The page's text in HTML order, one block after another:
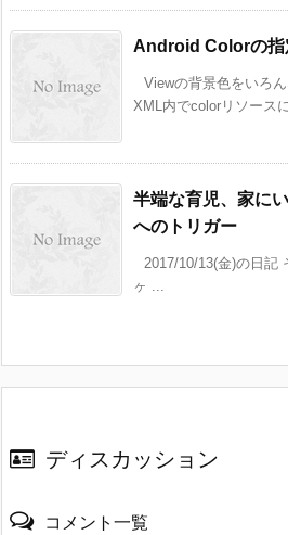
Android Colorの指
Viewの背景色をいろ
XML内でcolorリソース
半端な育児、家に
へのトリガー
2017/10/13(金)の日
ヶ ...
ディスカッション
コメント一覧